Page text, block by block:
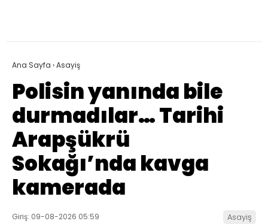
Ana Sayfa ›Asayiş
Polisin yanında bile
durmadılar… Tarihi
Arapşükrü
Sokağı’nda kavga
kamerada
Giriş: 09-08-2026 05:59
Asayiş